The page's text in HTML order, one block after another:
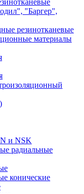
"Баргер",
резинотканевые
материалы
и NSK
радиальные
конические